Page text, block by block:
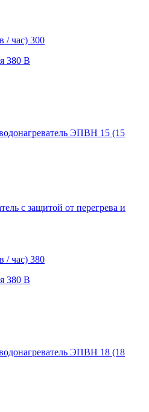
/ час) 300
380 В
ЭПВН 15 (15
с защитой от перегрева и
/ час) 380
380 В
ЭПВН 18 (18